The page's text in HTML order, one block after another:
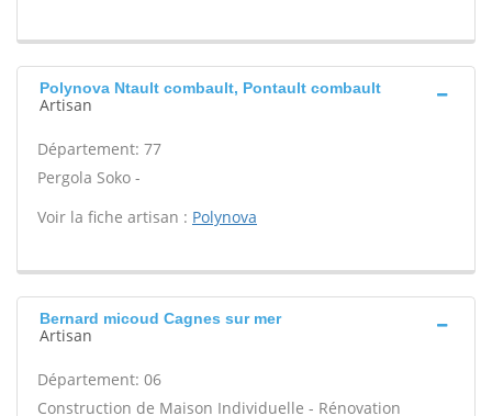
Polynova Ntault combault, Pontault combault
Artisan
Département: 77
Pergola Soko -
Voir la fiche artisan : Polynova
Bernard micoud Cagnes sur mer
Artisan
Département: 06
Construction de Maison Individuelle - Rénovation